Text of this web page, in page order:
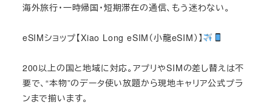
海外旅行・一時帰国・短期滞在の通信、もう迷わない。
eSIMショップ【Xiao Long eSIM（小龍eSIM）】
200以上の国と地域に対応。アプリやSIMの差し替えは不
要で、“本物”のデータ使い放題から現地キャリア公式プラ
ンまで揃います。